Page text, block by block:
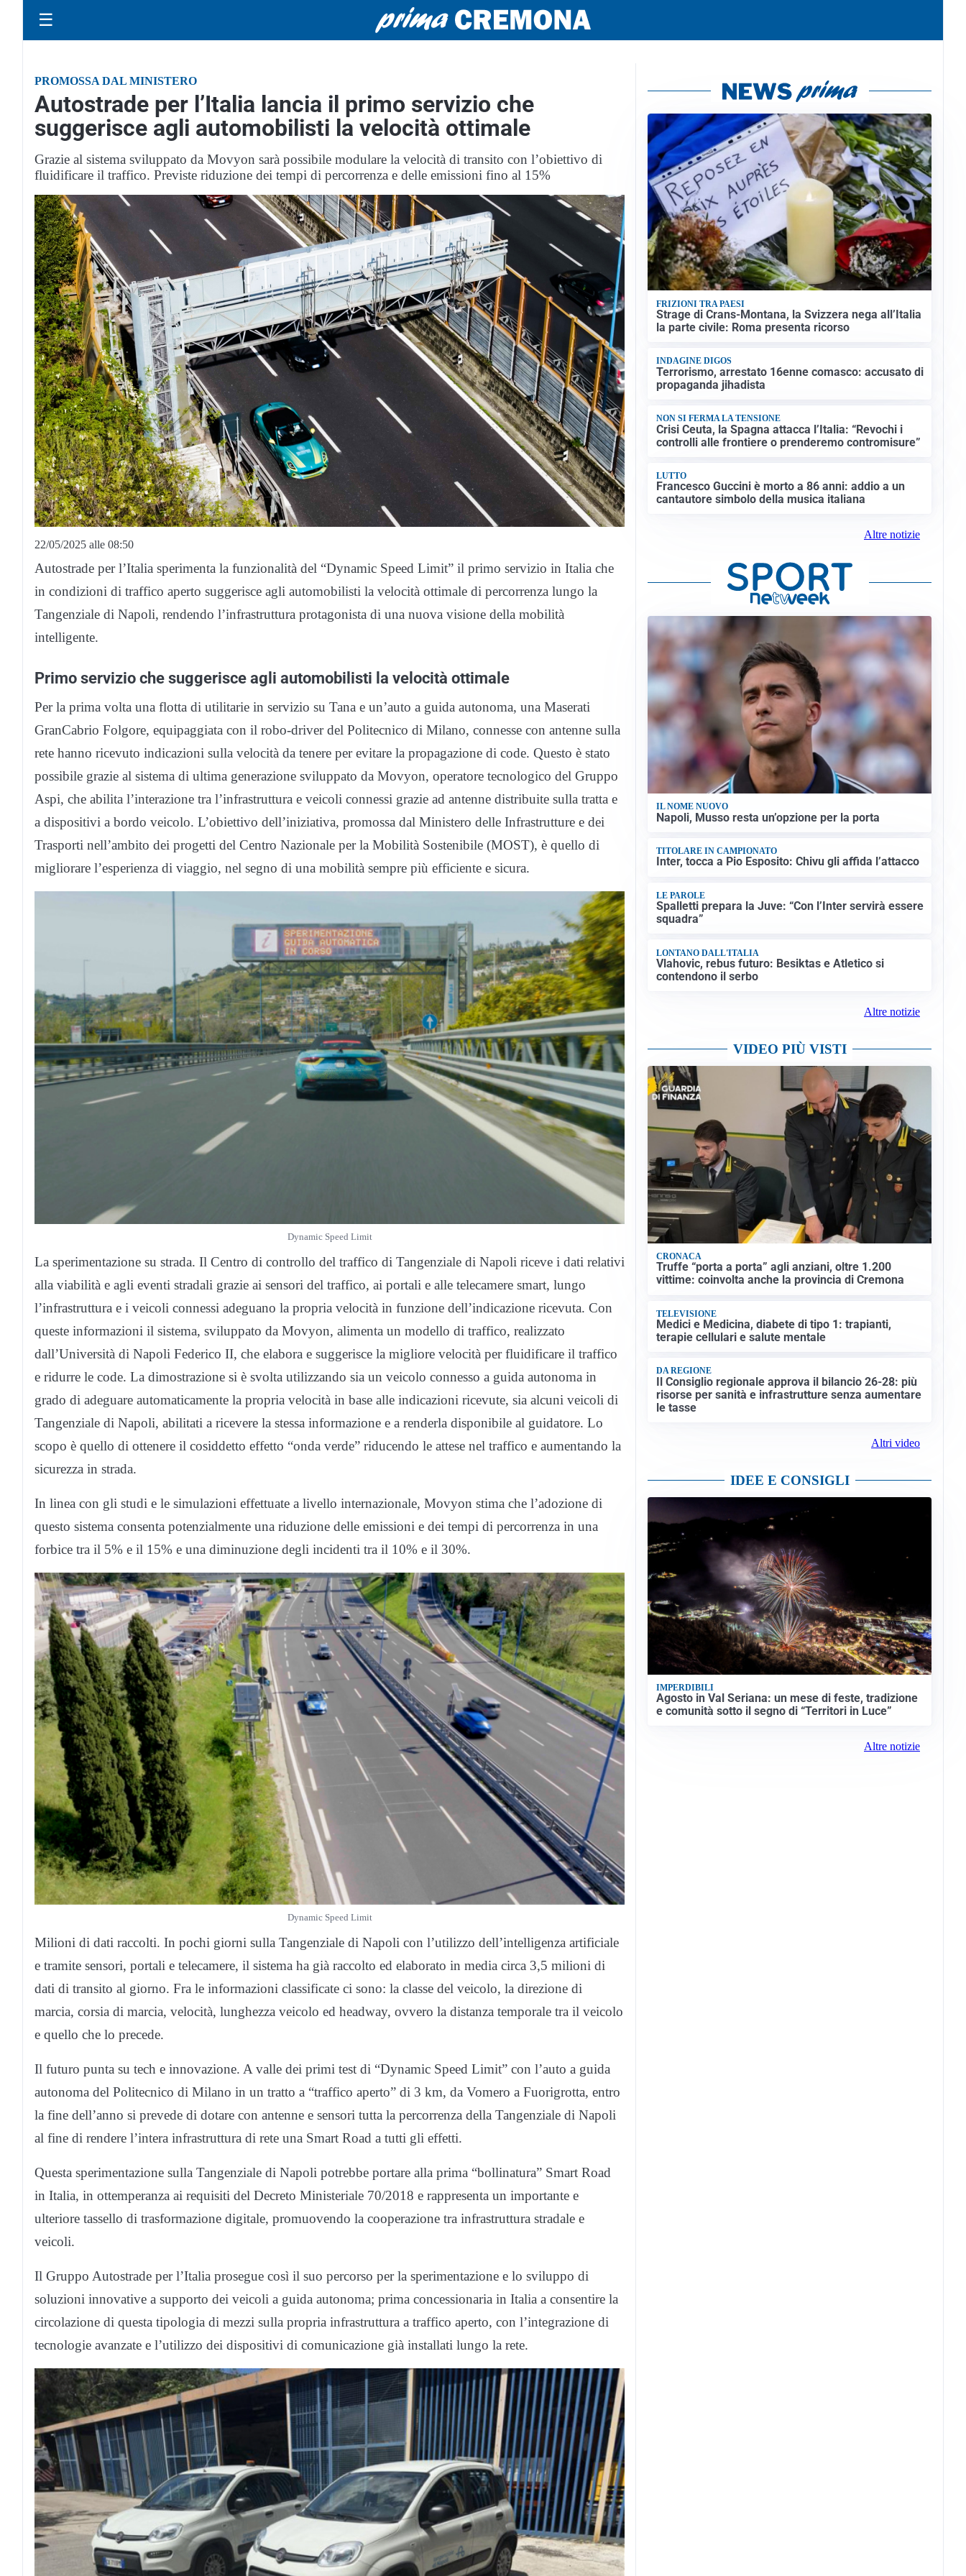
☰
PROMOSSA DAL MINISTERO
Autostrade per l’Italia lancia il primo servizio che
suggerisce agli automobilisti la velocità ottimale
Grazie al sistema sviluppato da Movyon sarà possibile modulare la velocità di transito con l’obiettivo di
fluidificare il traffico. Previste riduzione dei tempi di percorrenza e delle emissioni fino al 15%
22/05/2025 alle 08:50
Autostrade per l’Italia sperimenta la funzionalità del “Dynamic Speed Limit” il primo servizio in Italia che
in condizioni di traffico aperto suggerisce agli automobilisti la velocità ottimale di percorrenza lungo la
Tangenziale di Napoli, rendendo l’infrastruttura protagonista di una nuova visione della mobilità
intelligente.
Primo servizio che suggerisce agli automobilisti la velocità ottimale
Per la prima volta una flotta di utilitarie in servizio su Tana e un’auto a guida autonoma, una Maserati
GranCabrio Folgore, equipaggiata con il robo-driver del Politecnico di Milano, connesse con antenne sulla
rete hanno ricevuto indicazioni sulla velocità da tenere per evitare la propagazione di code. Questo è stato
possibile grazie al sistema di ultima generazione sviluppato da Movyon, operatore tecnologico del Gruppo
Aspi, che abilita l’interazione tra l’infrastruttura e veicoli connessi grazie ad antenne distribuite sulla tratta e
a dispositivi a bordo veicolo. L’obiettivo dell’iniziativa, promossa dal Ministero delle Infrastrutture e dei
Trasporti nell’ambito dei progetti del Centro Nazionale per la Mobilità Sostenibile (MOST), è quello di
migliorare l’esperienza di viaggio, nel segno di una mobilità sempre più efficiente e sicura.
Dynamic Speed Limit
La sperimentazione su strada. Il Centro di controllo del traffico di Tangenziale di Napoli riceve i dati relativi
alla viabilità e agli eventi stradali grazie ai sensori del traffico, ai portali e alle telecamere smart, lungo
l’infrastruttura e i veicoli connessi adeguano la propria velocità in funzione dell’indicazione ricevuta. Con
queste informazioni il sistema, sviluppato da Movyon, alimenta un modello di traffico, realizzato
dall’Università di Napoli Federico II, che elabora e suggerisce la migliore velocità per fluidificare il traffico
e ridurre le code. La dimostrazione si è svolta utilizzando sia un veicolo connesso a guida autonoma in
grado di adeguare automaticamente la propria velocità in base alle indicazioni ricevute, sia alcuni veicoli di
Tangenziale di Napoli, abilitati a ricevere la stessa informazione e a renderla disponibile al guidatore. Lo
scopo è quello di ottenere il cosiddetto effetto “onda verde” riducendo le attese nel traffico e aumentando la
sicurezza in strada.
In linea con gli studi e le simulazioni effettuate a livello internazionale, Movyon stima che l’adozione di
questo sistema consenta potenzialmente una riduzione delle emissioni e dei tempi di percorrenza in una
forbice tra il 5% e il 15% e una diminuzione degli incidenti tra il 10% e il 30%.
Dynamic Speed Limit
Milioni di dati raccolti. In pochi giorni sulla Tangenziale di Napoli con l’utilizzo dell’intelligenza artificiale
e tramite sensori, portali e telecamere, il sistema ha già raccolto ed elaborato in media circa 3,5 milioni di
dati di transito al giorno. Fra le informazioni classificate ci sono: la classe del veicolo, la direzione di
marcia, corsia di marcia, velocità, lunghezza veicolo ed headway, ovvero la distanza temporale tra il veicolo
e quello che lo precede.
Il futuro punta su tech e innovazione. A valle dei primi test di “Dynamic Speed Limit” con l’auto a guida
autonoma del Politecnico di Milano in un tratto a “traffico aperto” di 3 km, da Vomero a Fuorigrotta, entro
la fine dell’anno si prevede di dotare con antenne e sensori tutta la percorrenza della Tangenziale di Napoli
al fine di rendere l’intera infrastruttura di rete una Smart Road a tutti gli effetti.
Questa sperimentazione sulla Tangenziale di Napoli potrebbe portare alla prima “bollinatura” Smart Road
in Italia, in ottemperanza ai requisiti del Decreto Ministeriale 70/2018 e rappresenta un importante e
ulteriore tassello di trasformazione digitale, promuovendo la cooperazione tra infrastruttura stradale e
veicoli.
Il Gruppo Autostrade per l’Italia prosegue così il suo percorso per la sperimentazione e lo sviluppo di
soluzioni innovative a supporto dei veicoli a guida autonoma; prima concessionaria in Italia a consentire la
circolazione di questa tipologia di mezzi sulla propria infrastruttura a traffico aperto, con l’integrazione di
tecnologie avanzate e l’utilizzo dei dispositivi di comunicazione già installati lungo la rete.
FRIZIONI TRA PAESI
Strage di Crans-Montana, la Svizzera nega all’Italia
la parte civile: Roma presenta ricorso
INDAGINE DIGOS
Terrorismo, arrestato 16enne comasco: accusato di
propaganda jihadista
NON SI FERMA LA TENSIONE
Crisi Ceuta, la Spagna attacca l’Italia: “Revochi i
controlli alle frontiere o prenderemo contromisure”
LUTTO
Francesco Guccini è morto a 86 anni: addio a un
cantautore simbolo della musica italiana
Altre notizie
IL NOME NUOVO
Napoli, Musso resta un’opzione per la porta
TITOLARE IN CAMPIONATO
Inter, tocca a Pio Esposito: Chivu gli affida l’attacco
LE PAROLE
Spalletti prepara la Juve: “Con l’Inter servirà essere
squadra”
LONTANO DALL'ITALIA
Vlahovic, rebus futuro: Besiktas e Atletico si
contendono il serbo
Altre notizie
VIDEO PIÙ VISTI
CRONACA
Truffe “porta a porta” agli anziani, oltre 1.200
vittime: coinvolta anche la provincia di Cremona
TELEVISIONE
Medici e Medicina, diabete di tipo 1: trapianti,
terapie cellulari e salute mentale
DA REGIONE
Il Consiglio regionale approva il bilancio 26-28: più
risorse per sanità e infrastrutture senza aumentare
le tasse
Altri video
IDEE E CONSIGLI
IMPERDIBILI
Agosto in Val Seriana: un mese di feste, tradizione
e comunità sotto il segno di “Territori in Luce”
Altre notizie